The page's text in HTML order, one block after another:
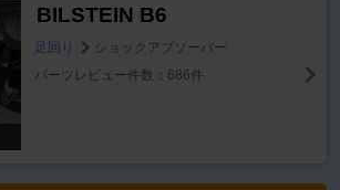
BILSTEIN B6
足回り
ショックアブソーバー
パーツレビュー件数：686件